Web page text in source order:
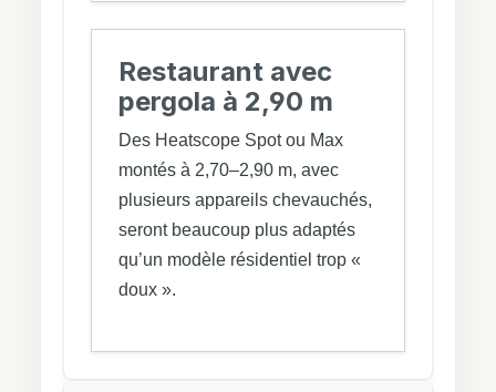
Restaurant avec
pergola à 2,90 m
Des Heatscope Spot ou Max
montés à 2,70–2,90 m, avec
plusieurs appareils chevauchés,
seront beaucoup plus adaptés
qu’un modèle résidentiel trop «
doux ».